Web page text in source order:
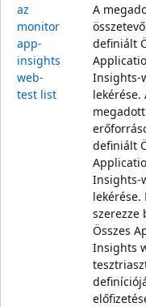
az
monitor
app-
insights
web-
test list
A
definiált
Insights-
lekérése.
megadott
definiált
Insights-
lekérése.
szerezze
Összes
Insights